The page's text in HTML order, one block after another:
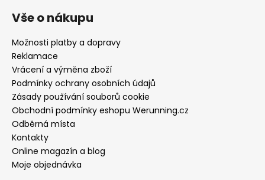
Vše o nákupu
Možnosti platby a dopravy
Reklamace
Vrácení a výměna zboží
Podmínky ochrany osobních údajů
Zásady používání souborů cookie
Obchodní podmínky eshopu Werunning.cz
Odběrná místa
Kontakty
Online magazín a blog
Moje objednávka